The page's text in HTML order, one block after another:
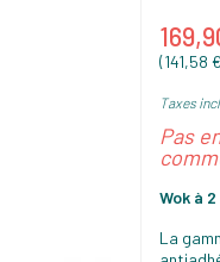
(141,58
Taxes
Pas
Wok à
La